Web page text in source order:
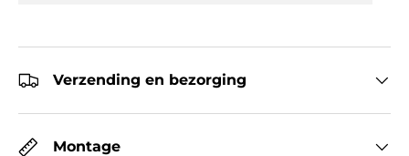
Verzending en bezorging
Montage